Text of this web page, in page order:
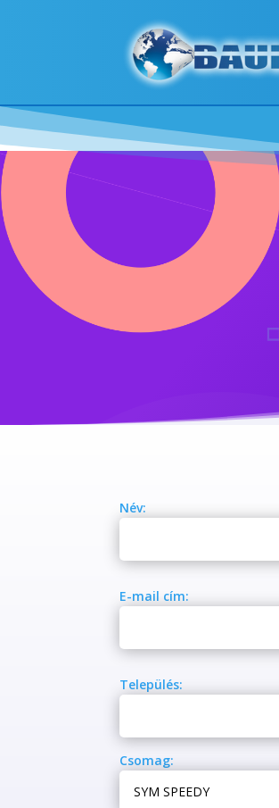
Név:
E-mail cím:
Település:
Csomag: